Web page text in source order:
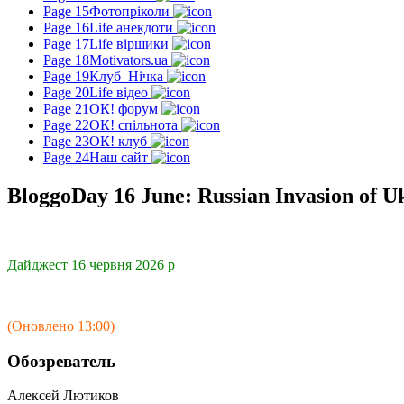
Page 15Фотопріколи
Page 16Life анекдоти
Page 17Life віршики
Page 18Motivators.ua
Page 19Клуб_Нічка
Page 20Life відео
Page 21ОК! форум
Page 22ОК! спільнота
Page 23ОК! клуб
Page 24Наш сайт
BloggoDay 16 June: Russian Invasion of
Дайджест 16 червня 2026 р
(Оновлено 13:00)
Обозреватель
Алексей Лютиков